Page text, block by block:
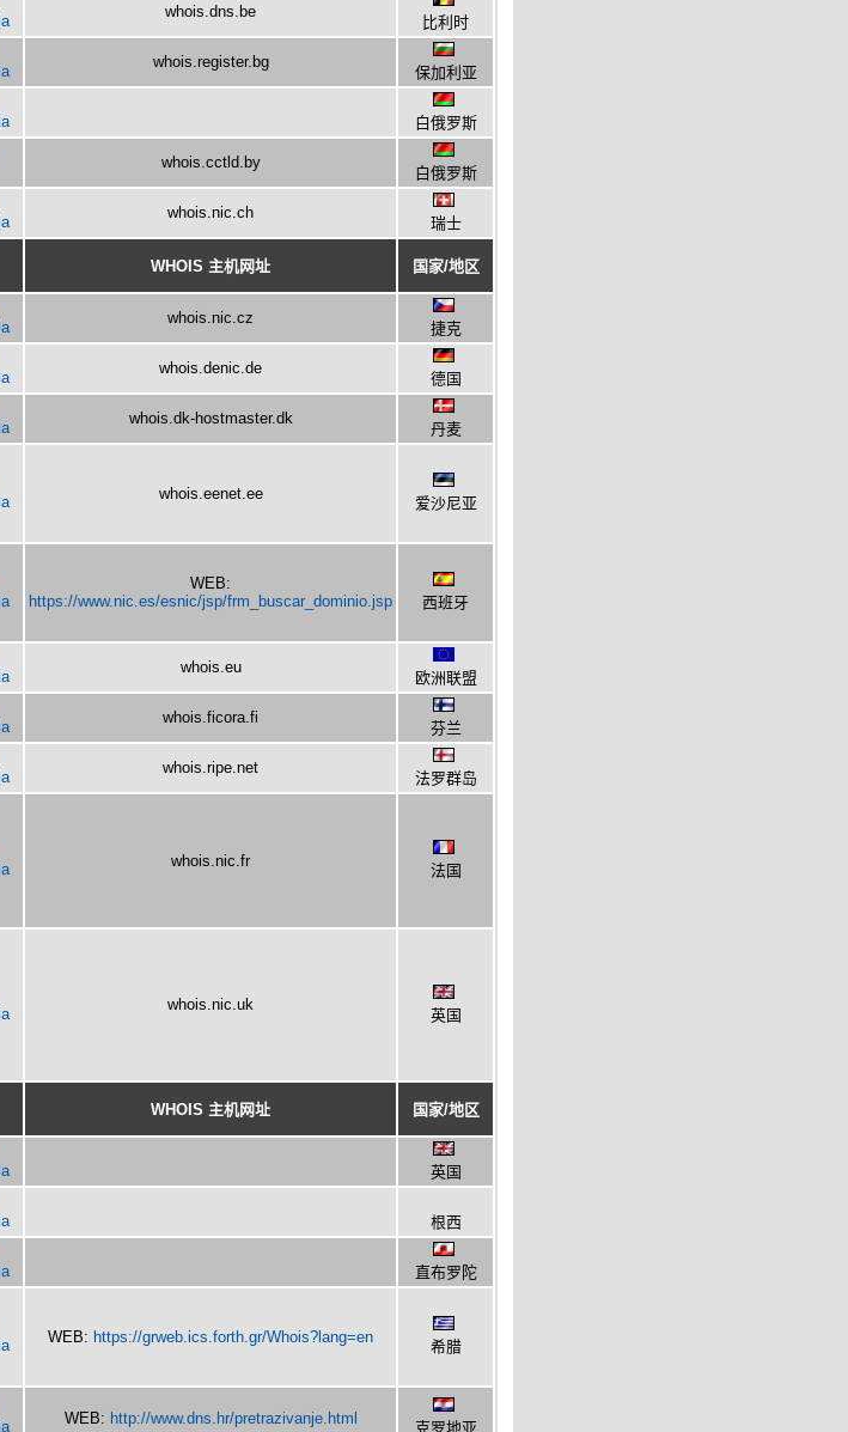
whois.dns.be
比利时
whois.register.bg
保加利亚
白俄罗斯
whois.cctld.by
白俄罗斯
whois.nic.ch
瑞士
WHOIS 主机网址 国家/地区
whois.nic.cz
捷克
whois.denic.de
德国
whois.dk-hostmaster.dk
丹麦
whois.eenet.ee
爱沙尼亚
WEB:
https://www.nic.es/esnic/jsp/frm_buscar_dominio.jsp
西班牙
whois.eu
欧洲联盟
whois.ficora.fi
芬兰
whois.ripe.net
法罗群岛
whois.nic.fr
法国
whois.nic.uk
英国
WHOIS 主机网址 国家/地区
英国
根西
直布罗陀
WEB: https://grweb.ics.forth.gr/Whois?lang=en
希腊
WEB: http://www.dns.hr/pretrazivanje.html
克罗地亚